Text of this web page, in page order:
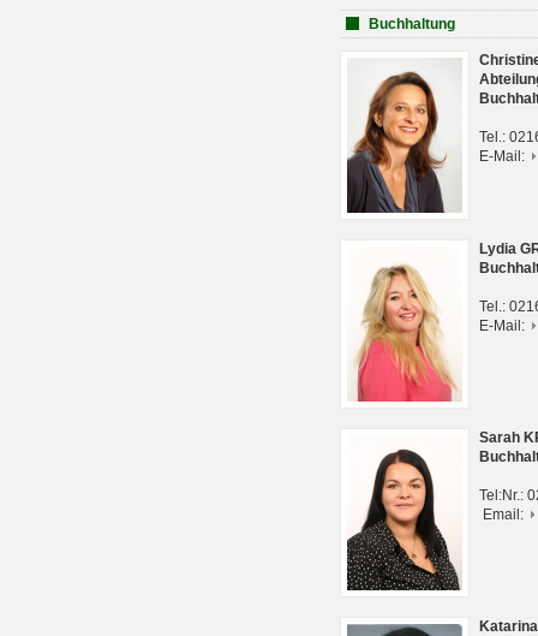
Buchhaltung
Tel.:
E-Mail:
Lydia
Tel.:
E-Mail:
Sarah
Tel:Nr.:
Email: